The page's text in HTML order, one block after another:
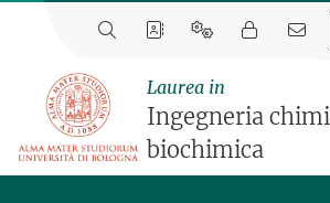
Laurea in
Ingegneria
biochimica